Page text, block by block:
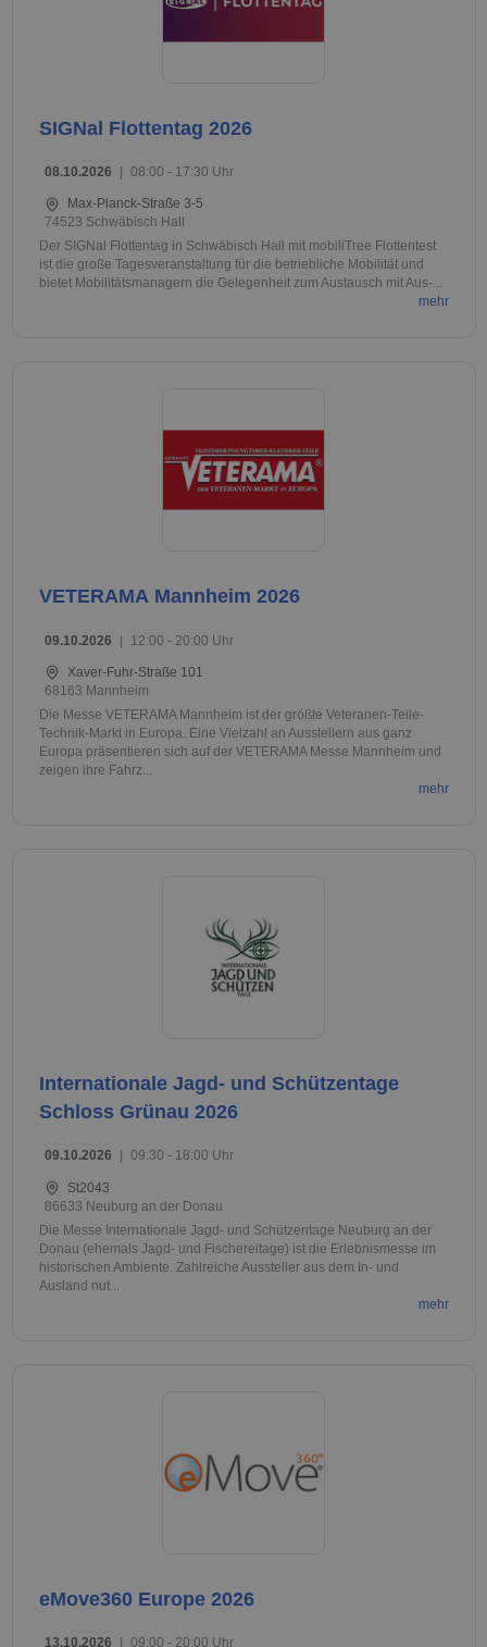
SIGNal Flottentag 2026
08.10.2026 | 08:00 - 17:30 Uhr
Max-Planck-Straße 3-5
74523 Schwäbisch Hall
Der SIGNal Flottentag in Schwäbisch Hall mit mobiliTree Flottentest
ist die große Tagesveranstaltung für die betriebliche Mobilität und
bietet Mobilitätsmanagern die Gelegenheit zum Austausch mit Aus-...
mehr
VETERAMA Mannheim 2026
09.10.2026 | 12:00 - 20:00 Uhr
Xaver-Fuhr-Straße 101
68163 Mannheim
Die Messe VETERAMA Mannheim ist der größte Veteranen-Teile-
Technik-Markt in Europa. Eine Vielzahl an Ausstellern aus ganz
Europa präsentieren sich auf der VETERAMA Messe Mannheim und
zeigen ihre Fahrz...
mehr
Internationale Jagd- und Schützentage
Schloss Grünau 2026
09.10.2026 09:30 - 18:00 Uhr
St2043
86633 Neuburg an der Donau
Die Messe Internationale Jagd- und Schützentage Neuburg an der
Donau (ehemals Jagd- und Fischereitage) ist die Erlebnismesse im
historischen Ambiente. Zahlreiche Aussteller aus dem In- und
Ausland nut...
mehr
eMove360 Europe 2026
13.10.2026 09:00 - 20:00 Uhr